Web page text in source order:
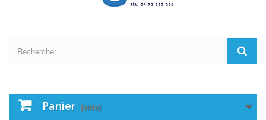
Panier (vide)